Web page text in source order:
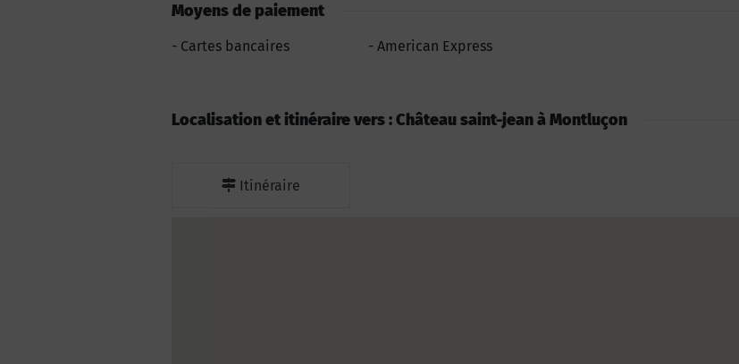
Moyens de paiement
Cartes bancaires American Express
Localisation et itinéraire vers : Château saint-jean à Montluçon
Itinéraire